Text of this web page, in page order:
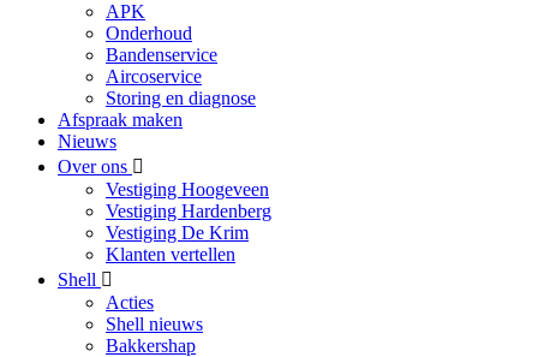
APK
Onderhoud
Bandenservice
Aircoservice
Storing en diagnose
Afspraak maken
Nieuws
Over ons
Vestiging Hoogeveen
Vestiging Hardenberg
Vestiging De Krim
Klanten vertellen
Shell
Acties
Shell nieuws
Bakkershap